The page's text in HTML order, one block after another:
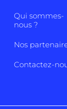
Qui sommes-
nous ?
Nos
Contactez-